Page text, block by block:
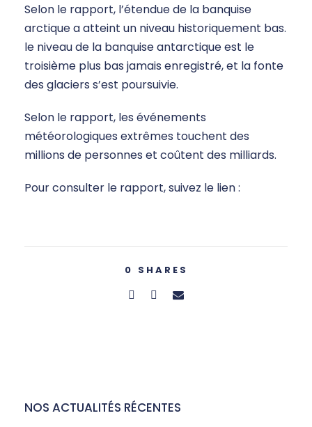
Selon le rapport, l’étendue de la banquise
arctique a atteint un niveau historiquement bas.
le niveau de la banquise antarctique est le
troisième plus bas jamais enregistré, et la fonte
des glaciers s’est poursuivie.
Selon le rapport, les événements
météorologiques extrêmes touchent des
millions de personnes et coûtent des milliards.
Pour consulter le rapport, suivez le lien :
0 SHARES
NOS ACTUALITÉS RÉCENTES